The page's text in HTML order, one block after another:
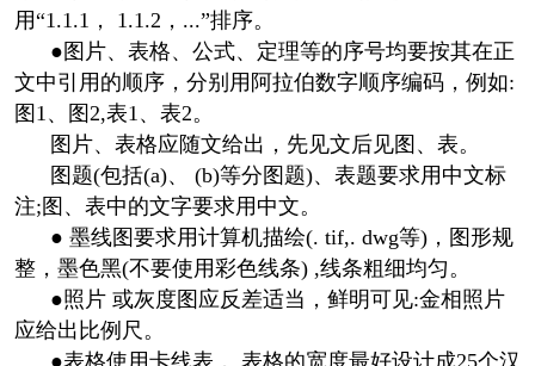
用“1.1.1， 1.1.2，...”排序。
●图片、表格、公式、定理等的序号均要按其在正
文中引用的顺序，分别用阿拉伯数字顺序编码，例如:
图1、图2,表1、表2。
图片、表格应随文给出，先见文后见图、表。
图题(包括(a)、 (b)等分图题)、表题要求用中文标
注;图、表中的文字要求用中文。
● 墨线图要求用计算机描绘(. tif,. dwg等)，图形规
整，墨色黑(不要使用彩色线条) ,线条粗细均匀。
●照片 或灰度图应反差适当，鲜明可见:金相照片
应给出比例尺。
●表格使用卡线表， 表格的宽度最好设计成25个汉